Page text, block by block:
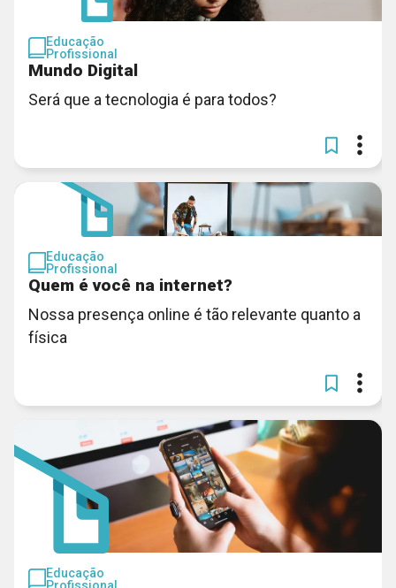
Educação
Profissional
Mundo Digital
Será que a tecnologia é para todos?
Educação
Profissional
Quem é você na internet?
Nossa presença online é tão relevante quanto a
física
Educação